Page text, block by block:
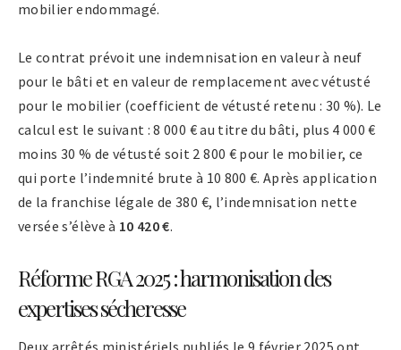
mobilier endommagé.
Le contrat prévoit une indemnisation en valeur à neuf
pour le bâti et en valeur de remplacement avec vétusté
pour le mobilier (coefficient de vétusté retenu : 30 %). Le
calcul est le suivant : 8 000 € au titre du bâti, plus 4 000 €
moins 30 % de vétusté soit 2 800 € pour le mobilier, ce
qui porte l’indemnité brute à 10 800 €. Après application
de la franchise légale de 380 €, l’indemnisation nette
versée s’élève à 10 420 €.
Réforme RGA 2025 : harmonisation des
expertises sécheresse